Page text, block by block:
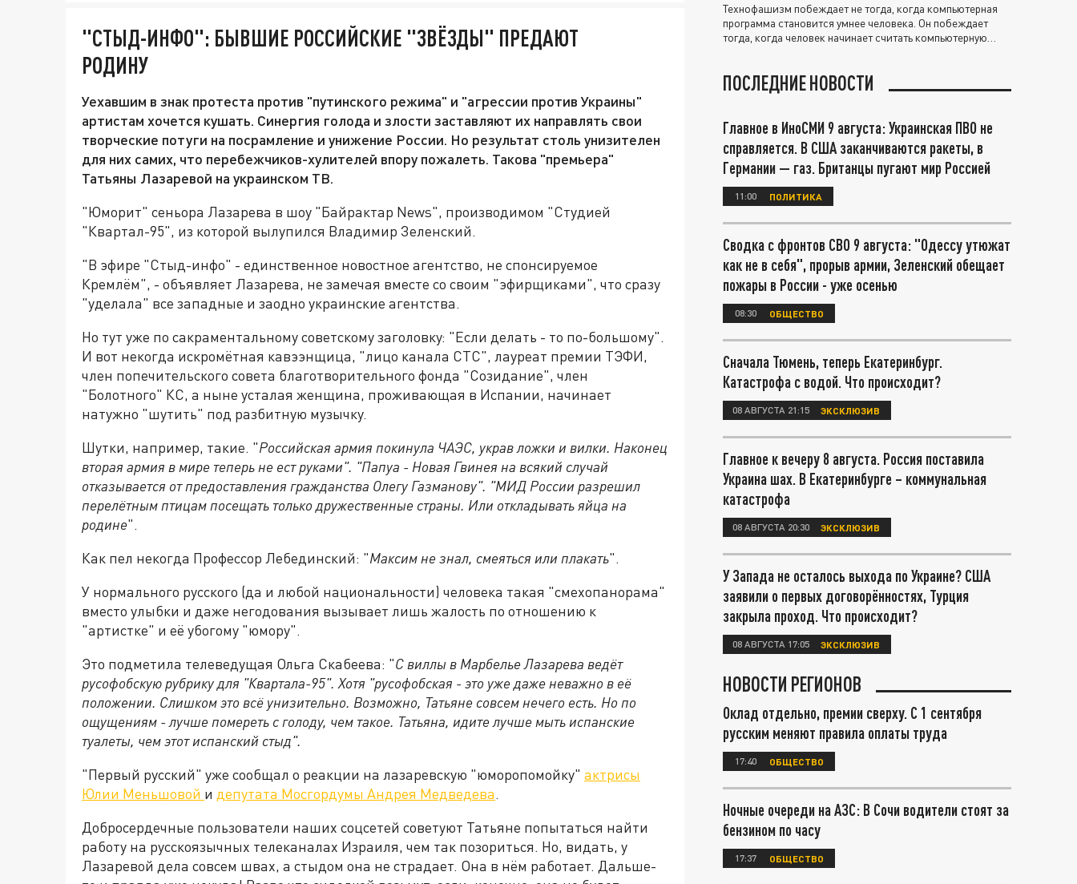
"СТЫД-ИНФО": БЫВШИЕ РОССИЙСКИЕ "ЗВЁЗДЫ" ПРЕДАЮТ
РОДИНУ
Уехавшим в знак протеста против "путинского режима" и "агрессии против Украины"
артистам хочется кушать. Синергия голода и злости заставляют их направлять свои
творческие потуги на посрамление и унижение России. Но результат столь унизителен
для них самих, что перебежчиков-хулителей впору пожалеть. Такова "премьера"
Татьяны Лазаревой на украинском ТВ.
"Юморит" сеньора Лазарева в шоу "Байрактар News", производимом "Студией
"Квартал-95", из которой вылупился Владимир Зеленский.
"В эфире "Стыд-инфо" - единственное новостное агентство, не спонсируемое
Кремлём", - объявляет Лазарева, не замечая вместе со своим "эфирщиками", что сразу
"уделала" все западные и заодно украинские агентства.
Но тут уже по сакраментальному советскому заголовку: "Если делать - то по-большому".
И вот некогда искромётная кавээнщица, "лицо канала СТС", лауреат премии ТЭФИ,
член попечительского совета благотворительного фонда "Созидание", член
"Болотного" КС, а ныне усталая женщина, проживающая в Испании, начинает
натужно "шутить" под разбитную музычку.
Шутки, например, такие. "Российская армия покинула ЧАЭС, украв ложки и вилки. Наконец
вторая армия в мире теперь не ест руками". "Папуа - Новая Гвинея на всякий случай
отказывается от предоставления гражданства Олегу Газманову". "МИД России разрешил
перелётным птицам посещать только дружественные страны. Или откладывать яйца на
родине".
Как пел некогда Профессор Лебединский: "Максим не знал, смеяться или плакать".
У нормального русского (да и любой национальности) человека такая "смехопанорама"
вместо улыбки и даже негодования вызывает лишь жалость по отношению к
"артистке" и её убогому "юмору".
Это подметила телеведущая Ольга Скабеева: "С виллы в Марбелье Лазарева ведёт
русофобскую рубрику для "Квартала-95". Хотя "русофобская - это уже даже неважно в её
положении. Слишком это всё унизительно. Возможно, Татьяне совсем нечего есть. Но по
ощущениям - лучше помереть с голоду, чем такое. Татьяна, идите лучше мыть испанские
туалеты, чем этот испанский стыд".
"Первый русский" уже сообщал о реакции на лазаревскую "юморопомойку" актрисы
Юлии Меньшовой и депутата Мосгордумы Андрея Медведева.
Добросердечные пользователи наших соцсетей советуют Татьяне попытаться найти
работу на русскоязычных телеканалах Израиля, чем так позориться. Но, видать, у
Лазаревой дела совсем швах, а стыдом она не страдает. Она в нём работает. Дальше-
Технофашизм побеждает не тогда, когда компьютерная
программа становится умнее человека. Он побеждает
тогда, когда человек начинает считать компьютерную
ПОСЛЕДНИЕ НОВОСТИ
Главное в ИноСМИ 9 августа: Украинская ПВО не
справляется. В США заканчиваются ракеты, в
Германии — газ. Британцы пугают мир Россией
11:00 ПОЛИТИКА
Сводка с фронтов СВО 9 августа: "Одессу утюжат
как не в себя", прорыв армии, Зеленский обещает
пожары в России - уже осенью
08:30 ОБЩЕСТВО
Сначала Тюмень, теперь Екатеринбург.
Катастрофа с водой. Что происходит?
08 АВГУСТА 21:15 ЭКСКЛЮЗИВ
Главное к вечеру 8 августа. Россия поставила
Украина шах. В Екатеринбурге – коммунальная
катастрофа
08 АВГУСТА 20:30 ЭКСКЛЮЗИВ
У Запада не осталось выхода по Украине? США
заявили о первых договорённостях, Турция
закрыла проход. Что происходит?
08 АВГУСТА 17:05 ЭКСКЛЮЗИВ
НОВОСТИ РЕГИОНОВ
Оклад отдельно, премии сверху. С 1 сентября
русским меняют правила оплаты труда
17:40 ОБЩЕСТВО
Ночные очереди на АЗС: В Сочи водители стоят за
бензином по часу
17:37 ОБЩЕСТВО